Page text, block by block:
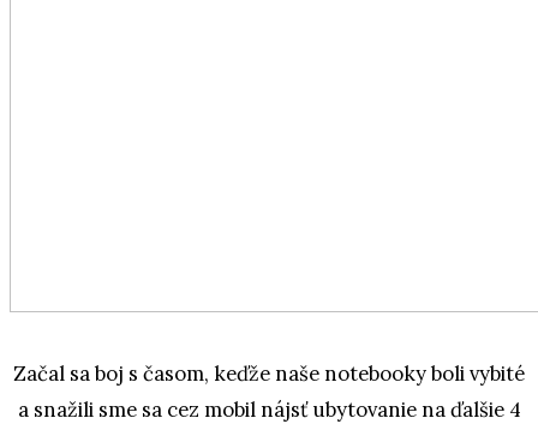
Začal sa boj s časom, keďže naše notebooky boli vybité
a snažili sme sa cez mobil nájsť ubytovanie na ďalšie 4